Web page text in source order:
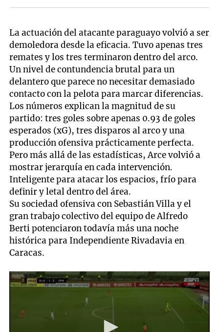
La actuación del atacante paraguayo volvió a ser
demoledora desde la eficacia. Tuvo apenas tres
remates y los tres terminaron dentro del arco.
Un nivel de contundencia brutal para un
delantero que parece no necesitar demasiado
contacto con la pelota para marcar diferencias.
Los números explican la magnitud de su
partido: tres goles sobre apenas 0.93 de goles
esperados (xG), tres disparos al arco y una
producción ofensiva prácticamente perfecta.
Pero más allá de las estadísticas, Arce volvió a
mostrar jerarquía en cada intervención.
Inteligente para atacar los espacios, frío para
definir y letal dentro del área.
Su sociedad ofensiva con Sebastián Villa y el
gran trabajo colectivo del equipo de Alfredo
Berti potenciaron todavía más una noche
histórica para Independiente Rivadavia en
Caracas.